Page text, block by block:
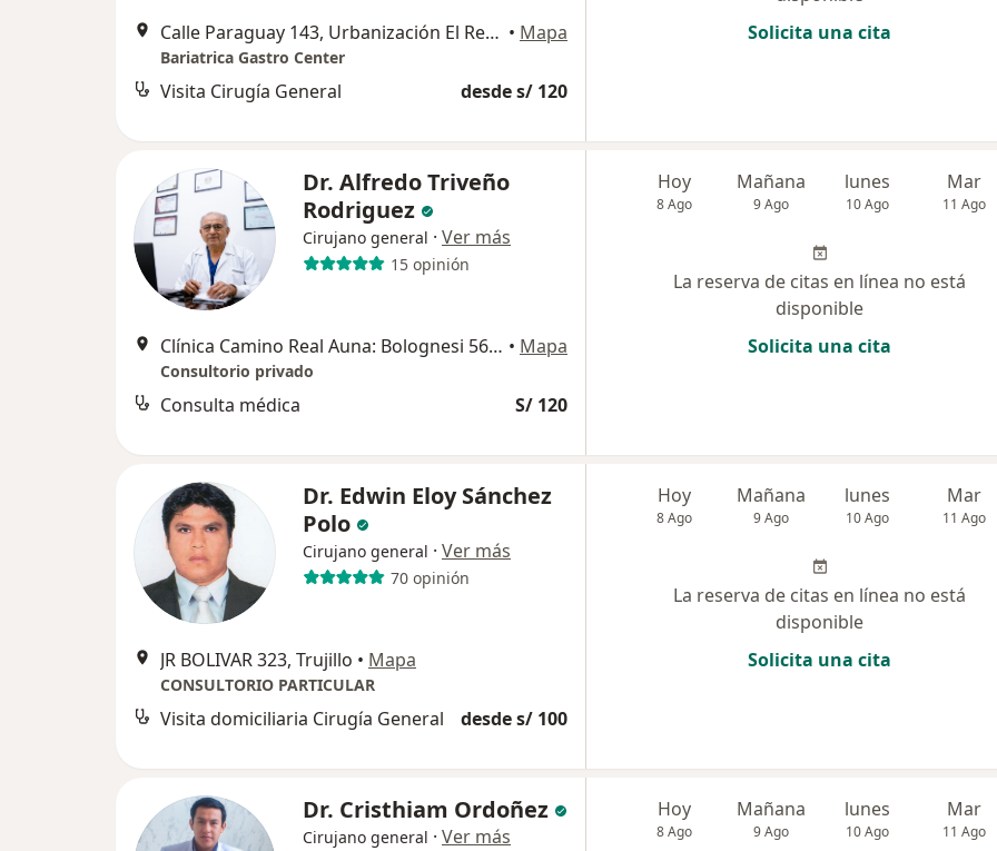
Calle Paraguay 143, Urbanización El Recreo, Trujillo • Mapa
Bariatrica Gastro Center
Visita Cirugía General desde s/ 120
Solicita una cita
Dr. Alfredo Triveño
Rodriguez
Cirujano general · Ver más
15 opinión
Clínica Camino Real Auna: Bolognesi 565, Trujillo – Perú., Trujillo • Mapa
Consultorio privado
Consulta médica S/ 120
Hoy
8 Ago
Mañana
9 Ago
lunes
10 Ago
Mar
11 Ago
La reserva de citas en línea no está
disponible
Solicita una cita
Dr. Edwin Eloy Sánchez
Polo
Cirujano general · Ver más
70 opinión
JR BOLIVAR 323, Trujillo • Mapa
CONSULTORIO PARTICULAR
Visita domiciliaria Cirugía General desde s/ 100
Hoy
8 Ago
Mañana
9 Ago
lunes
10 Ago
Mar
11 Ago
La reserva de citas en línea no está
disponible
Solicita una cita
Dr. Cristhiam Ordoñez
Cirujano general · Ver más
Hoy
8 Ago
Mañana
9 Ago
lunes
10 Ago
Mar
11 Ago